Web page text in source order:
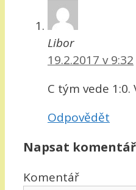
Libor
19.2.2017 v 9:32
C tým vede 1:0.
Odpovědět
Napsat komentář
Komentář